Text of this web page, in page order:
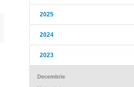
2025
2024
2023
Decembrie